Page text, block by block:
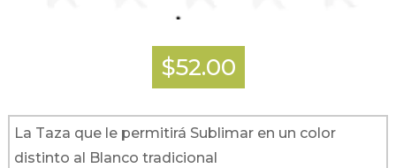
$52.00
La Taza que le permitirá Sublimar en un color
distinto al Blanco tradicional